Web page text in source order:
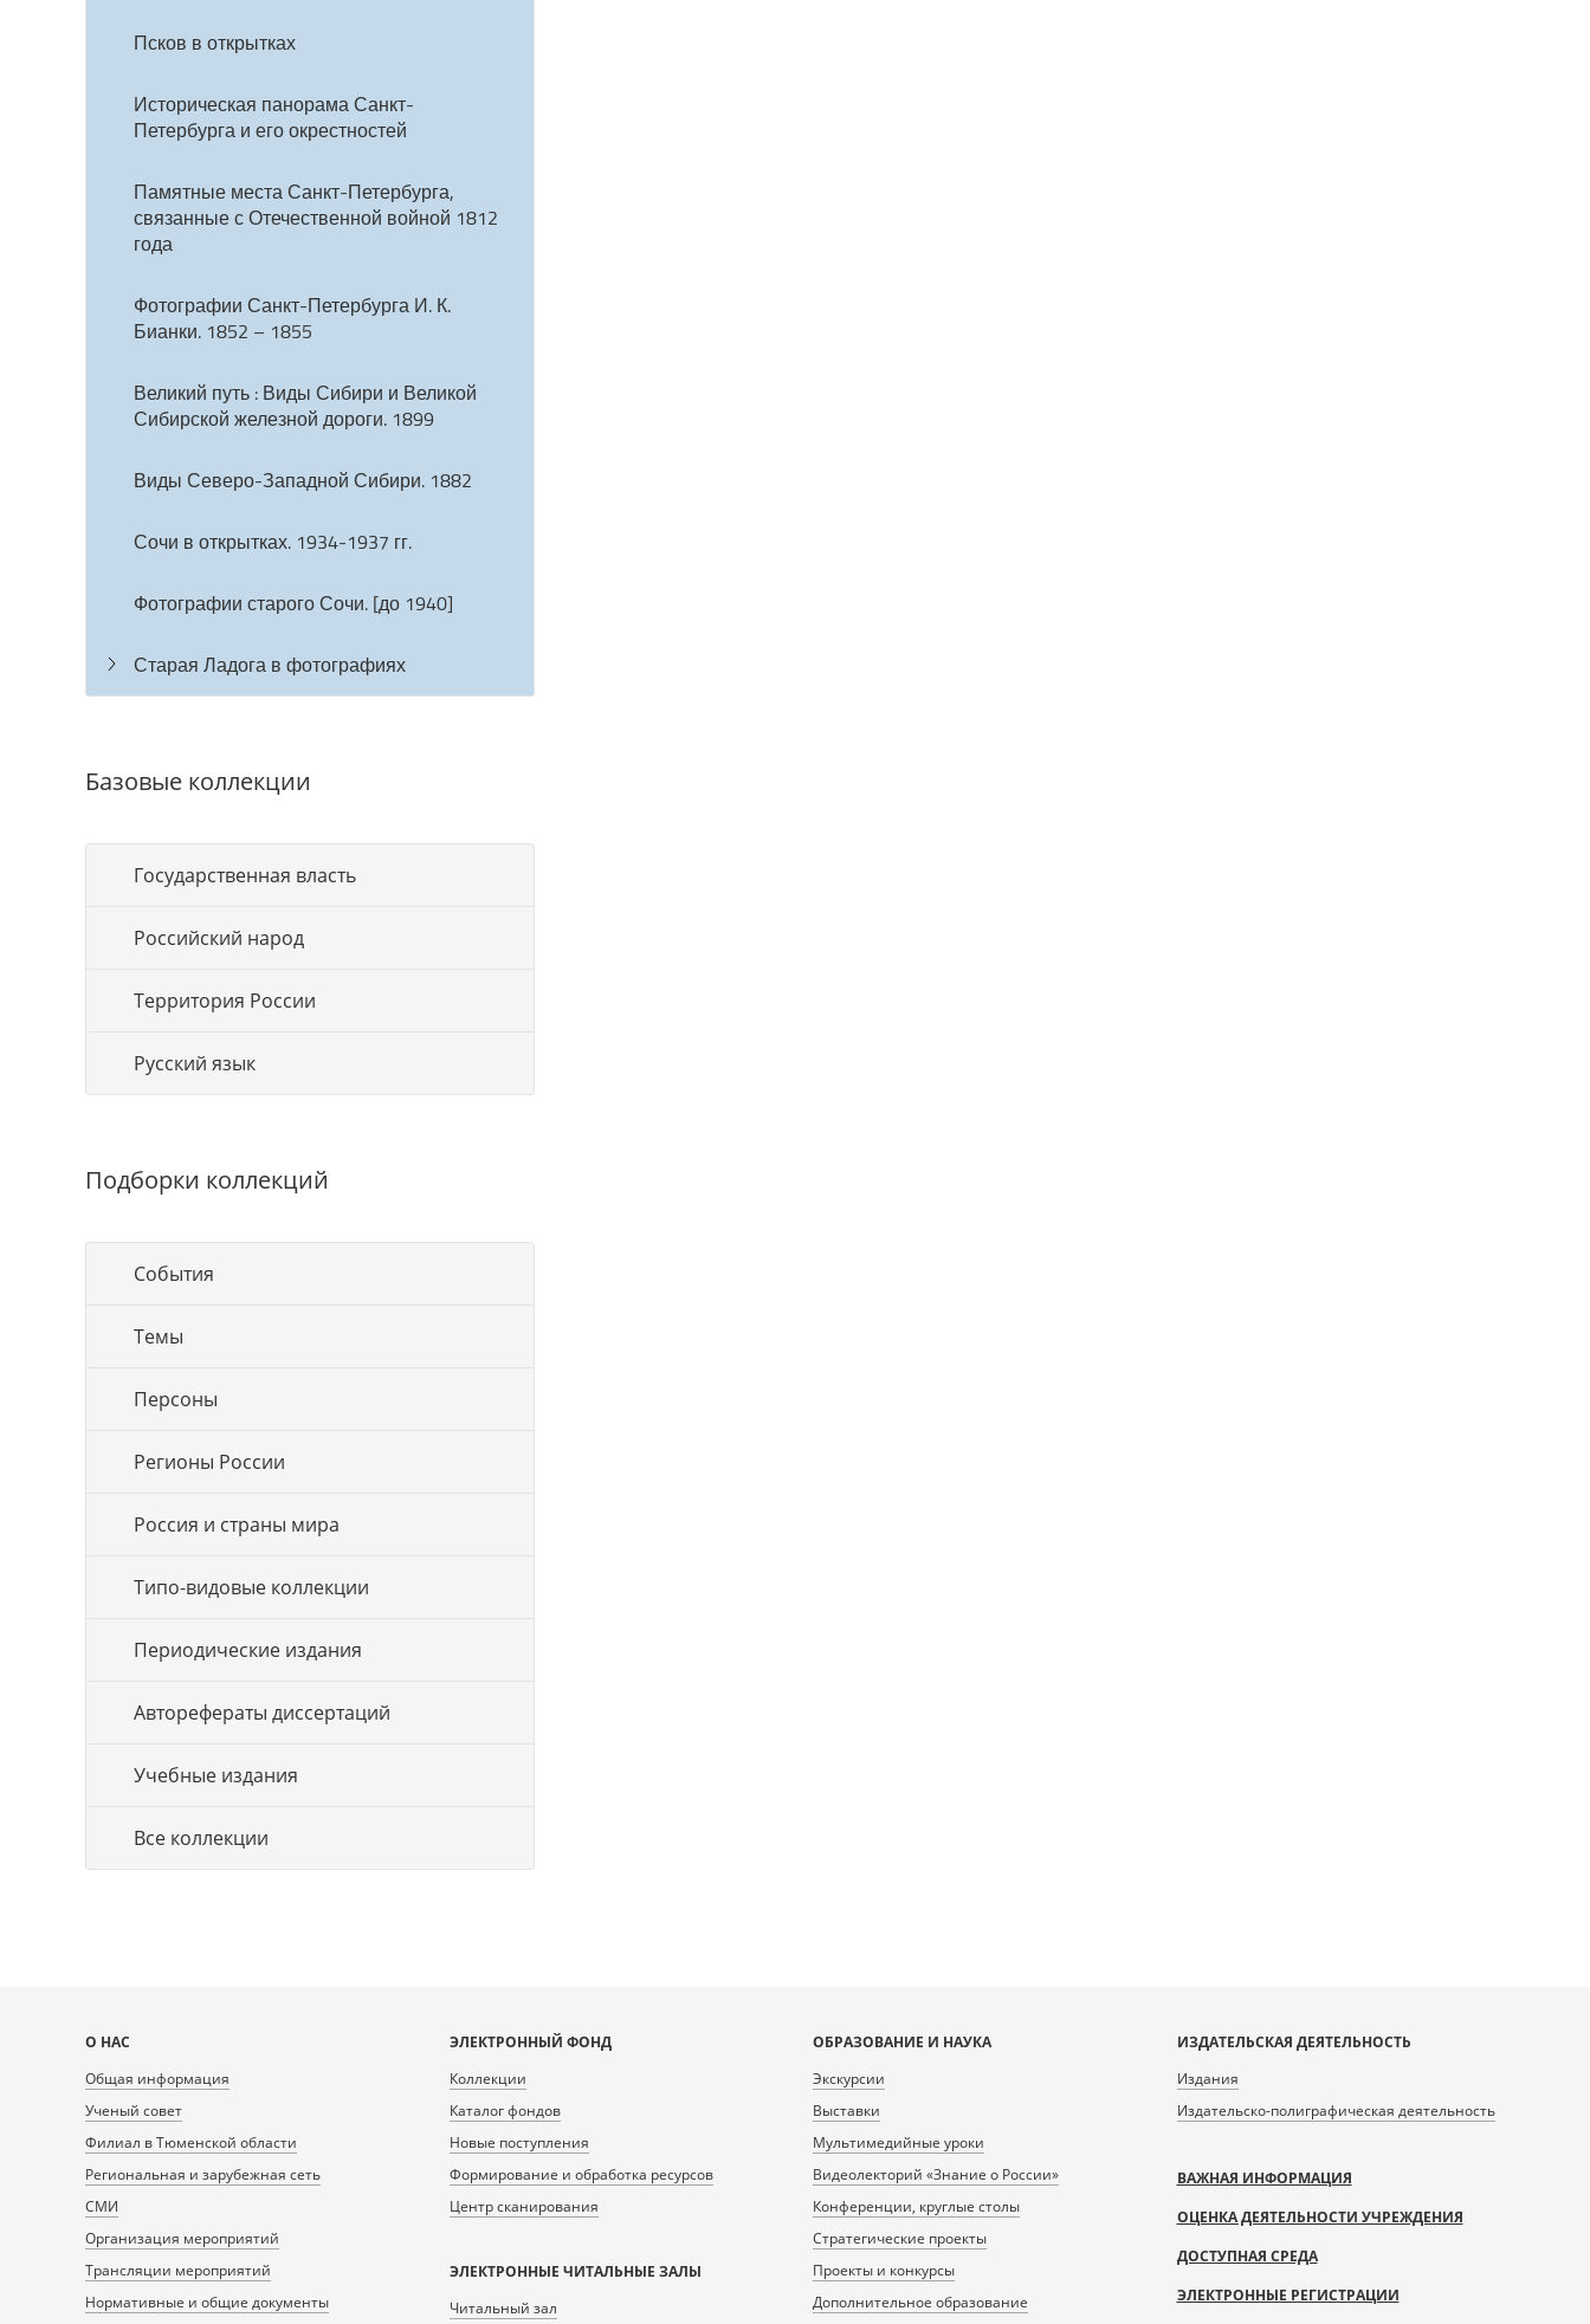
Псков в открытках
Историческая панорама Санкт-
Петербурга и его окрестностей
Памятные места Санкт-Петербурга,
связанные с Отечественной войной 1812
года
Фотографии Санкт-Петербурга И. К.
Бианки. 1852 – 1855
Великий путь : Виды Сибири и Великой
Сибирской железной дороги. 1899
Виды Северо-Западной Сибири. 1882
Сочи в открытках. 1934-1937 гг.
Фотографии старого Сочи. [до 1940]
Старая Ладога в фотографиях
Базовые коллекции
Государственная власть
Российский народ
Территория России
Русский язык
Подборки коллекций
События
Темы
Персоны
Регионы России
Россия и страны мира
Типо-видовые коллекции
Периодические издания
Авторефераты диссертаций
Учебные издания
Все коллекции
Карта
сайта
О НАС
Общая информация
Ученый совет
Филиал в Тюменской области
Региональная и зарубежная сеть
СМИ
Организация мероприятий
Трансляции мероприятий
Нормативные и общие документы
ЭЛЕКТРОННЫЙ ФОНД
Коллекции
Каталог фондов
Новые поступления
Формирование и обработка ресурсов
Центр сканирования
ЭЛЕКТРОННЫЕ ЧИТАЛЬНЫЕ ЗАЛЫ
Читальный зал
ОБРАЗОВАНИЕ И НАУКА
Экскурсии
Выставки
Мультимедийные уроки
Видеолекторий «Знание о России»
Конференции, круглые столы
Стратегические проекты
Проекты и конкурсы
Дополнительное образование
ИЗДАТЕЛЬСКАЯ ДЕЯТЕЛЬНОСТЬ
Издания
Издательско-полиграфическая деятельность
ВАЖНАЯ ИНФОРМАЦИЯ
ОЦЕНКА ДЕЯТЕЛЬНОСТИ УЧРЕЖДЕНИЯ
ДОСТУПНАЯ СРЕДА
ЭЛЕКТРОННЫЕ РЕГИСТРАЦИИ